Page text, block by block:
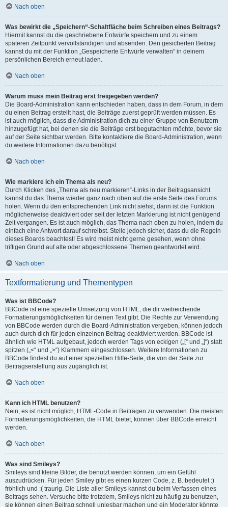
Nach oben
Was bewirkt die „Speichern“-Schaltfläche beim Schreiben eines Beitrags?
Hiermit kannst du die geschriebene Entwürfe speichern und zu einem
späteren Zeitpunkt vervollständigen und absenden. Den gesicherten Beitrag
kannst du mit der Funktion „Gespeicherte Entwürfe verwalten“ in deinem
persönlichen Bereich erneut laden.
Nach oben
Warum muss mein Beitrag erst freigegeben werden?
Die Board-Administration kann entschieden haben, dass in dem Forum, in dem
du einen Beitrag erstellt hast, die Beiträge zuerst geprüft werden müssen. Es
ist auch möglich, dass die Administration dich zu einer Gruppe von Benutzern
hinzugefügt hat, bei denen sie die Beiträge erst begutachten möchte, bevor sie
auf der Seite sichtbar werden. Bitte kontaktiere die Board-Administration, wenn
du weitere Informationen dazu benötigst.
Nach oben
Wie markiere ich ein Thema als neu?
Durch Klicken des „Thema als neu markieren“-Links in der Beitragsansicht
kannst du das Thema wieder ganz nach oben auf die erste Seite des Forums
holen. Wenn du den entsprechenden Link nicht siehst, dann ist die Funktion
möglicherweise deaktiviert oder seit der letzten Markierung ist nicht genügend
Zeit vergangen. Es ist auch möglich, das Thema nach oben zu holen, indem du
einfach eine Antwort darauf schreibst. Stelle jedoch sicher, dass du die Regeln
dieses Boards beachtest! Es wird meist nicht gerne gesehen, wenn ohne
triftigen Grund auf alte oder abgeschlossene Themen geantwortet wird.
Nach oben
Textformatierung und Thementypen
Was ist BBCode?
BBCode ist eine spezielle Umsetzung von HTML, die dir weitreichende
Formatierungsmöglichkeiten für deinen Text gibt. Die Rechte zur Verwendung
von BBCode werden durch die Board-Administration vergeben, können jedoch
auch durch dich für jeden einzelnen Beitrag deaktiviert werden. BBCode ist
ähnlich wie HTML aufgebaut, jedoch werden Tags von eckigen („[“ und „]“) statt
spitzen („<“ und „>“) Klammern eingeschlossen. Weitere Informationen zu
BBCode findest du auf einer speziellen Hilfe-Seite, die von der Seite zur
Beitragserstellung aus zugänglich ist.
Nach oben
Kann ich HTML benutzen?
Nein, es ist nicht möglich, HTML-Code in Beiträgen zu verwenden. Die meisten
Formatierungsmöglichkeiten, die HTML bietet, können über BBCode erreicht
werden.
Nach oben
Was sind Smileys?
Smileys sind kleine Bilder, die benutzt werden können, um ein Gefühl
auszudrücken. Für jeden Smiley gibt es einen kurzen Code, z. B. bedeutet :)
fröhlich und :( traurig. Die Liste aller Smileys kannst du beim Verfassen eines
Beitrags sehen. Versuche bitte trotzdem, Smileys nicht zu häufig zu benutzen,
sie können einen Beitrag schnell unlesbar machen und ein Moderator könnte